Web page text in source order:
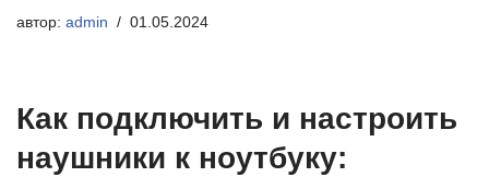
автор: admin 01.05.2024
Как подключить и настроить
наушники к ноутбуку: